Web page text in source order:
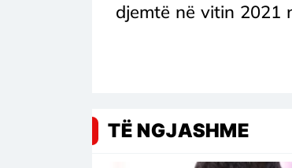
djemtë në vitin 2021
TË NGJASHME